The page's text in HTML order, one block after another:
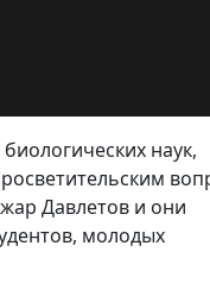
наук,
Давлетов и они
молодых